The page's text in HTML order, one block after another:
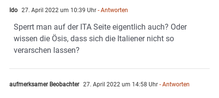
Ido 27. April 2022 um 10:39 Uhr - Antworten
Sperrt man auf der ITA Seite eigentlich auch? Oder
wissen die Ösis, dass sich die Italiener nicht so
verarschen lassen?
aufmerksamer Beobachter 27. April 2022 um 14:58 Uhr - Antworten